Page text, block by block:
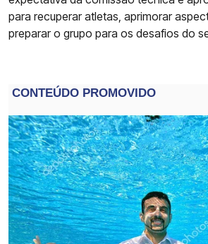
para recuperar atletas, aprimorar
preparar o grupo para os desafios do